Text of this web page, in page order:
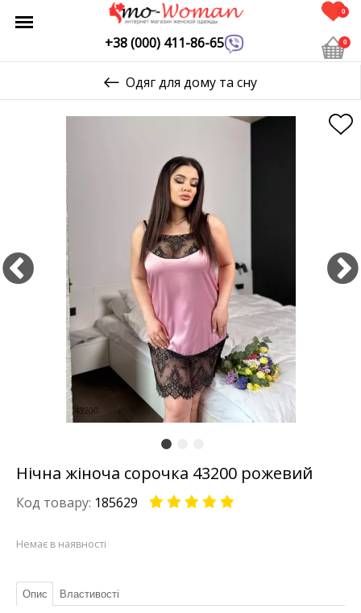
+38 (000) 411-86-65
0
0
Одяг для дому та сну
Нічна жіноча сорочка 43200 рожевий
Код товару: 185629
Немає в наявності
Опис Властивості